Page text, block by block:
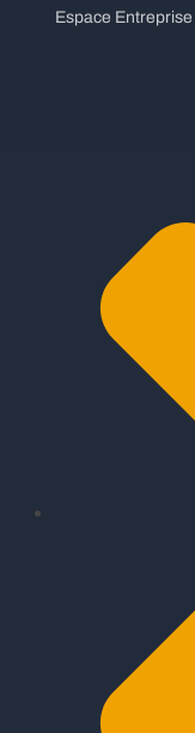
Espace Entreprise